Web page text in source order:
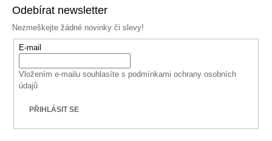
Odebírat newsletter
Nezmeškejte žádné novinky či slevy!
E-mail
Vložením e-mailu souhlasíte s podmínkami ochrany osobních
údajů
PŘIHLÁSIT SE